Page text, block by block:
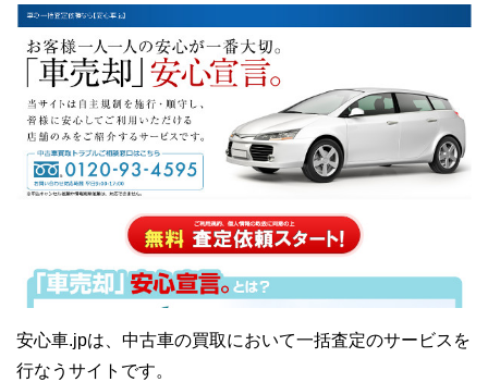
安心車.jpは、中古車の買取において一括査定のサービスを
行なうサイトです。